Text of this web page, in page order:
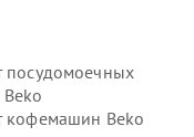
посудомоечных
кофемашин Beko